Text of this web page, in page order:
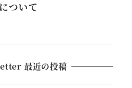
について
最近の投稿